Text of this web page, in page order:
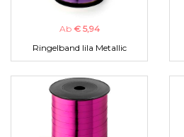
Ab € 5,94
Ringelband lila Metallic